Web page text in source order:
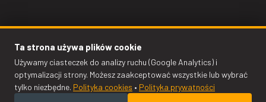
© 2009–2026 KODO Auto Serwis — Kodo Krzysztof Drapiewski.
Wszelkie prawa zastrzeżone.
Ta strona używa plików cookie
Używamy ciasteczek do analizy ruchu (Google Analytics) i
optymalizacji strony. Możesz zaakceptować wszystkie lub wybrać
tylko niezbędne. Polityka cookies • Polityka prywatności